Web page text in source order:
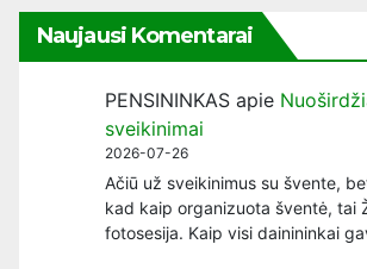
Naujausi Komentarai
PENSININKAS apie
sveikinimai
2026-07-26
Ačiū už sveikinimus su švente,
kad kaip organizuota šventė, tai
fotosesija. Kaip visi dainininkai